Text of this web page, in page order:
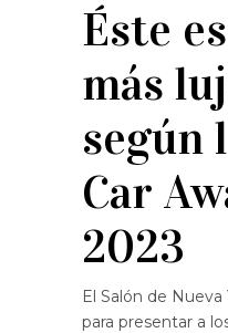
Éste
más
según
Car
2023
El Salón de
para presentar a